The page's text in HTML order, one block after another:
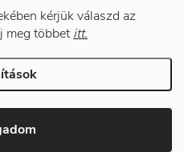
kérjük válaszd az
meg többet itt.
Kft.. Minden jog fenntartva.Süti